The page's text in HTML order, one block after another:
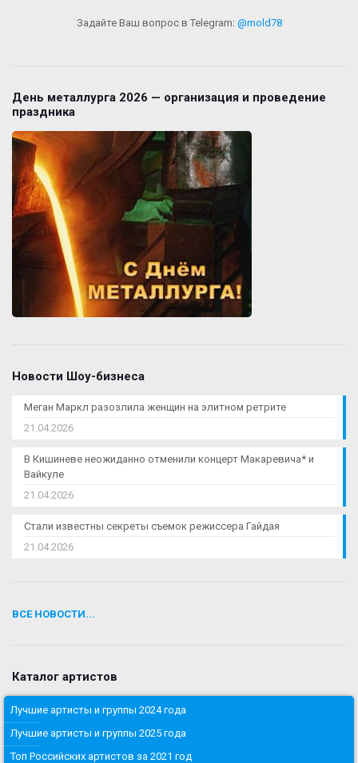
Задайте Ваш вопрос в Telegram: @mold78
День металлурга 2026 — организация и проведение
праздника
Новости Шоу-бизнеса
Меган Маркл разозлила женщин на элитном ретрите
21.04.2026
В Кишиневе неожиданно отменили концерт Макаревича* и
Вайкуле
21.04.2026
Стали известны секреты съемок режиссера Гайдая
21.04.2026
ВСЕ НОВОСТИ...
Каталог артистов
Лучшие артисты и группы 2024 года
Лучшие артисты и группы 2025 года
Топ Российских артистов за 2021 год